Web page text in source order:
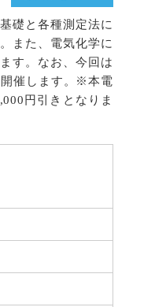
礎と各種測定法に
また、電気化学に
す。なお、今回は
催します。※本電
円引きとなりま